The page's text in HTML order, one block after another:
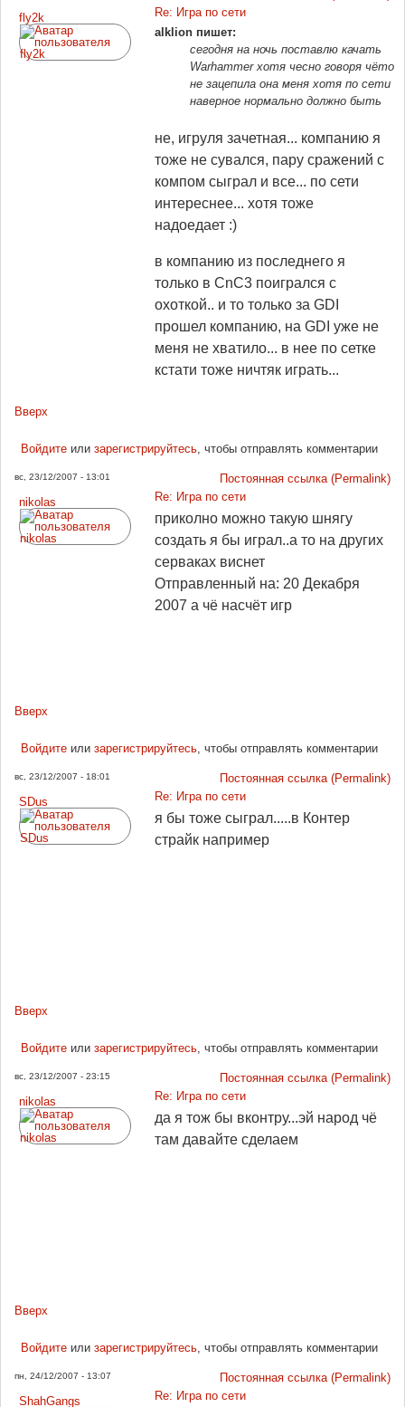
fly2k
Re: Игра по сети
alklion пишет:
сегодня на ночь поставлю качать
Warhammer хотя чесно говоря чёто
не зацепила она меня хотя по сети
наверное нормально должно быть
не, игруля зачетная... компанию я
тоже не сувался, пару сражений с
компом сыграл и все... по сети
интереснее... хотя тоже
надоедает :)
в компанию из последнего я
только в CnC3 поигрался с
охоткой.. и то только за GDI
прошел компанию, на GDI уже не
меня не хватило... в нее по сетке
кстати тоже ничтяк играть...
Вверх
Войдитеили зарегистрируйтесь, чтобы отправлять комментарии
вс, 23/12/2007 - 13:01
Постоянная ссылка (Permalink)
nikolas
Re: Игра по сети
приколно можно такую шнягу
создать я бы играл..а то на других
серваках виснет
Отправленный на: 20 Декабря
2007 а чё насчёт игр
Вверх
Войдитеили зарегистрируйтесь, чтобы отправлять комментарии
вс, 23/12/2007 - 18:01
Постоянная ссылка (Permalink)
SDus
Re: Игра по сети
я бы тоже сыграл.....в Контер
страйк например
Вверх
Войдитеили зарегистрируйтесь, чтобы отправлять комментарии
вс, 23/12/2007 - 23:15
Постоянная ссылка (Permalink)
nikolas
Re: Игра по сети
да я тож бы вконтру...эй народ чё
там давайте сделаем
Вверх
Войдитеили зарегистрируйтесь, чтобы отправлять комментарии
пн, 24/12/2007 - 13:07
Постоянная ссылка (Permalink)
ShahGangs
Re: Игра по сети